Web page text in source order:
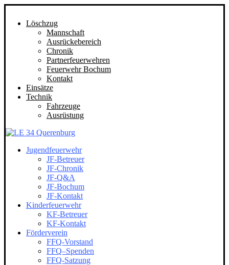
Löschzug
Mannschaft
Ausrückebereich
Chronik
Partnerfeuerwehren
Feuerwehr Bochum
Kontakt
Einsätze
Technik
Fahrzeuge
Ausrüstung
Jugendfeuerwehr
JF-Betreuer
JF-Chronik
JF-Q&A
JF-Bochum
JF-Kontakt
Kinderfeuerwehr
KF-Betreuer
KF-Kontakt
Förderverein
FFQ-Vorstand
FFQ–Spenden
FFQ-Satzung